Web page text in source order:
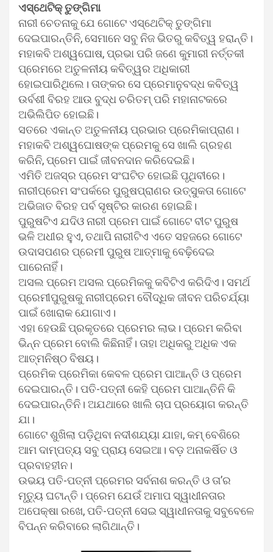
ଏସ୍‌ଥେଟିକ୍ ତୁଙ୍ଗିମା
ନାରୀ ଚେତନାକୁ ଯେ ଗୋଟେ ଏସ୍‌ଥେଟିକ୍ ତୁଙ୍ଗିମା
ଦେଇପାରନ୍ତିନି, ସେମାନେ ସବୁ ନିଜ ଭିତରୁ କବିତ୍ୱ ହରାନ୍ତି।
ମହାକବି ଅଶ୍ୱଘୋଷ, ପ୍ରଭା ପରି ଜଣେ କୁମାରୀ ନର୍ତ୍ତକୀ
ପ୍ରେମରେ ଅତୁଳନୀୟ କବିତ୍ୱର ଅଧିକାରୀ
ହୋଇପାରିଥିଲେ। ତାଙ୍କର ସେ ପ୍ରେମାନୁବଦ୍ଧ କବିତ୍ୱ
ଉର୍ବଶୀ ବିରହ ଆଉ ବୁଦ୍ଧ ଚରିତମ୍ ପରି ମହାନାଟକରେ
ଅଭିଲିପିତ ହୋଇଛି।
ସତରେ ଏକାନ୍ତ ଅତୁଳନୀୟ ପ୍ରଭାର ପ୍ରେମିକାପ୍ରାଣ।
ମହାକବି ଅଶ୍ୱଘୋଷଙ୍କ ପ୍ରେମକୁ ସେ ଖାଲି ଗ୍ରହଣ
କରିନି, ପ୍ରେମ ପାଇଁ ଜୀବନଦାନ କରିଦେଇଛି।
ଏମିତି ଅଜସ୍ର ପ୍ରେମ ସଂଘଟିତ ହୋଇଛି ପୃଥିବୀରେ।
ନାରୀପ୍ରେମ ସଂପର୍କରେ ପୁରୁଷପ୍ରାଣର ଉତ୍ସୁକତା ଗୋଟେ
ଅଭିଜାତ ବିରହ ପର୍ବ ସୃଷ୍ଟିର କାରଣ ହୋଇଛି।
ପୁରୁଷଟିଏ ଯଦିଓ ନାରୀ ପ୍ରେମ ପାଇଁ ଗୋଟେ ବୀଟ ପୁରୁଷ
ଭଳି ଅଧୀର ହୁଏ, ତଥାପି ନାରୀଟିଏ ଏତେ ସହଜରେ ଗୋଟେ
ଉଦାସପଣର ପ୍ରେମୀ ପୁରୁଷ ଆତ୍ମାକୁ ବେଢ଼ିଦେଇ
ପାରେନାହିଁ।
ଅସଲ ପ୍ରେମ ଅସଲ ପ୍ରେମିକକୁ କବିଟିଏ କରିଦିଏ। ସମର୍ଥ
ପ୍ରେମୀପୁରୁଷକୁ ନାରୀପ୍ରେମ ବୌଦ୍ଧିକ ଜୀବନ ପରିଚର୍ଯ୍ୟା
ପାଇଁ ଖୋରାକ ଯୋଗାଏ।
ଏହା ହେଉଛି ପ୍ରକୃତରେ ପ୍ରେମର ଲାଭ। ପ୍ରେମ କରିବା
ଭିନ୍ନ ପ୍ରେମ ବୋଲି କିଛିନାହିଁ। ତାହା ଅଧିକରୁ ଅଧିକ ଏକ
ଆତ୍ମନିଷ୍ଠ ବିଷୟ।
ପ୍ରେମିକ ପ୍ରେମିକା କେବଳ ପ୍ରେମ ପାଆନ୍ତି ଓ ପ୍ରେମ
ଦେଇପାରନ୍ତି। ପତି-ପତ୍ନୀ କେହି ପ୍ରେମ ପାଆନ୍ତିନି କି
ଦେଇପାରନ୍ତିନି। ଅଯଥାରେ ଖାଲି ଚାପ ପ୍ରୟୋଗ କରନ୍ତି
ଯା।
ଗୋଟେ ଶୁଖିଲା ପଡ଼ିଥିବା ନଦୀଶଯ୍ୟା ଯାହା, କମ୍ ବେଶିରେ
ଆମ ଦାମ୍ପତ୍ୟ ସବୁ ପ୍ରାୟ ସେଇଆ। ବଡ଼ ଅନାକର୍ଷିତ ଓ
ପ୍ରବାହହୀନ।
ଉଭୟ ପତି-ପତ୍ନୀ ପ୍ରେମର ସର୍ବନାଶ କରନ୍ତି ଓ ତା’ର
ମୃତ୍ୟୁ ଘଟାନ୍ତି। ପ୍ରେମ ଯେଉଁ ଅମାପ ସ୍ୱାଧୀନତାର
ଅପେକ୍ଷା ରଖେ, ପତି-ପତ୍ନୀ ସେଇ ସ୍ୱାଧୀନତାକୁ ସବୁବେଳେ
ବିପନ୍ନ କରିବାରେ ଲାଗିଥାନ୍ତି।